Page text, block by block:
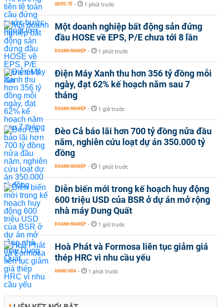
QUỐC TẾ - 1 phút trước
Một doanh nghiệp bất động sản đứng
đầu HOSE về EPS, P/E chưa tới 8 lần
DOANH NGHIỆP - 1 phút trước
Điện Máy Xanh thu hơn 356 tỷ đồng mỗi
ngày, đạt 62% kế hoạch năm sau 7
tháng
DOANH NGHIỆP - 1 giờ trước
Đèo Cả báo lãi hơn 700 tỷ đồng nửa đầu
năm, nghiên cứu loạt dự án 350.000 tỷ
đồng
DOANH NGHIỆP - 1 phút trước
Diễn biến mới trong kế hoạch huy động
600 triệu USD của BSR ở dự án mở rộng
nhà máy Dung Quất
DOANH NGHIỆP - 1 giờ trước
Hoà Phát và Formosa liên tục giảm giá
thép HRC vì nhu cầu yếu
HÀNG HÓA - 1 phút trước